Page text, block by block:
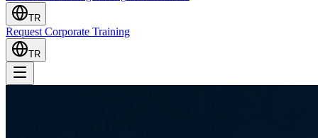
TR
Request Corporate Training
TR